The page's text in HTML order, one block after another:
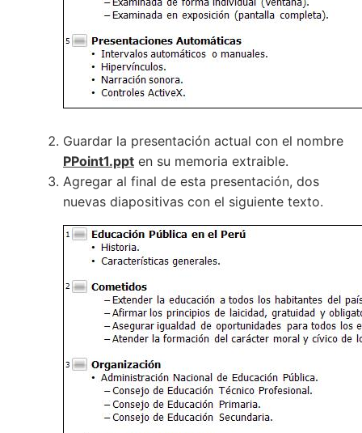
Guardar la presentación actual con el nombre
PPoint1.ppt en su memoria extraible.
Agregar al final de esta presentación, dos
nuevas diapositivas con el siguiente texto.